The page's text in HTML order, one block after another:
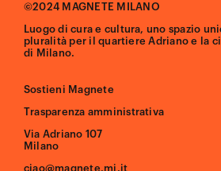
©2024 MAGNETE MILANO
Luogo di cura e cultura, uno spazio
pluralità per il quartiere Adriano e la
di Milano.
Sostieni Magnete
Trasparenza amministrativa
Via Adriano 107
Milano
ciao@magnete.mi.it